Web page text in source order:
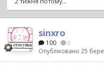
sinxro
100 0
Опубліковано 25